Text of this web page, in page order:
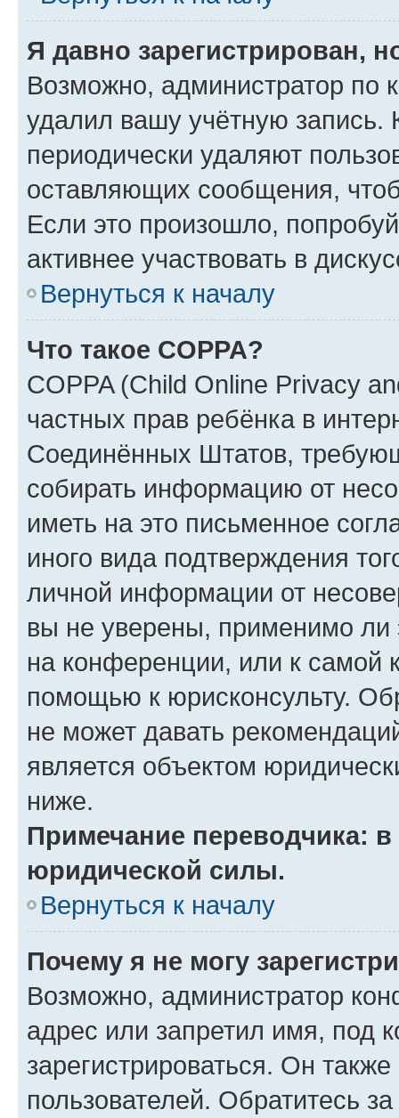
Я давно зарегистрирован,
Возможно, администратор по
удалил вашу учётную запись.
периодически удаляют
оставляющих сообщения,
Если это произошло,
активнее участвовать в
Вернуться к началу
Что такое COPPA?
COPPA (Child Online Privacy
частных прав ребёнка в
Соединённых Штатов,
собирать информацию от
иметь на это письменное
иного вида подтверждения
личной информации от
вы не уверены, применимо ли
на конференции, или к самой
помощью к юрисконсульту.
не может давать
является объектом
ниже.
Примечание переводчика:
юридической силы.
Вернуться к началу
Почему я не могу
Возможно, администратор
адрес или запретил имя, под
зарегистрироваться. Он
пользователей. Обратитесь